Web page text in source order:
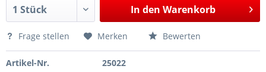
In den Warenkorb
Frage stellen Merken Bewerten
Artikel-Nr.
25022